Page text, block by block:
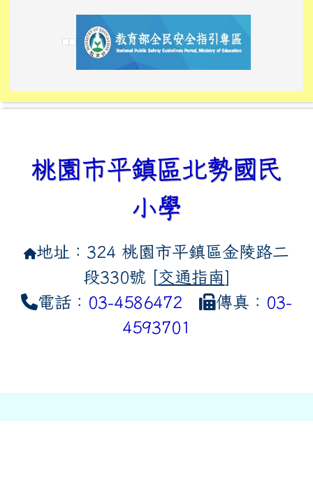
link to https://
link to https://10000.gov.tw/
link to https://
link to https://10000.gov.tw/
link to https://
link to https://
link to https://i.win.org.tw/
link to https://
link to https://
link to https://
link to https://
桃園市平鎮區北勢國民
小學
地址：324 桃園市平鎮區金陵路二
段330號 [交通指南]
電話： 03-4586472 傳真： 03-
4593701